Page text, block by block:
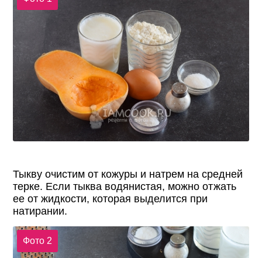
Тыкву очистим от кожуры и натрем на средней
терке. Если тыква водянистая, можно отжать
ее от жидкости, которая выделится при
натирании.
Фото 2